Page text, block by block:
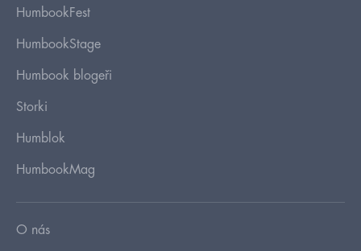
HumbookFest
HumbookStage
Humbook blogeři
Storki
Humblok
HumbookMag
O nás